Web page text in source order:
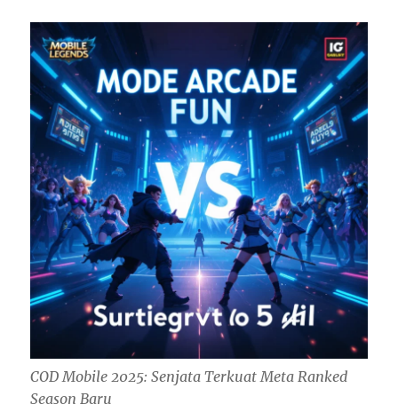
COD Mobile 2025: Senjata Terkuat Meta Ranked
Season Baru